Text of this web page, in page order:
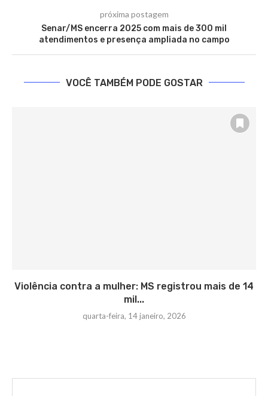
próxima postagem
Senar/MS encerra 2025 com mais de 300 mil
atendimentos e presença ampliada no campo
VOCÊ TAMBÉM PODE GOSTAR
Violência contra a mulher: MS registrou mais de 14
mil...
quarta-feira, 14 janeiro, 2026